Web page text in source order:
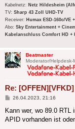
Kabelnetz: Netz Hildesheim
TV: Sharp 43 Zoll UHD-TV
Receiver: Humax ESD-160c/VE
Abo: Sky Entertainment +
Kabelanschluss Comfort HD +
Beatmaster
Moderator/Helpdesk-
Re:
Beitrag
26.04.2023, 21:16
Kann wer, wo 89.0
APID vorhanden ist